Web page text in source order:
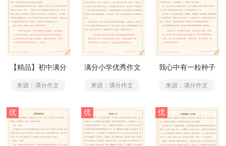
【精品】初中满分
来源：满分作文
满分小学优秀作文
来源：满分作文
我心中有一粒种子
来源：满分作文
优 优 优